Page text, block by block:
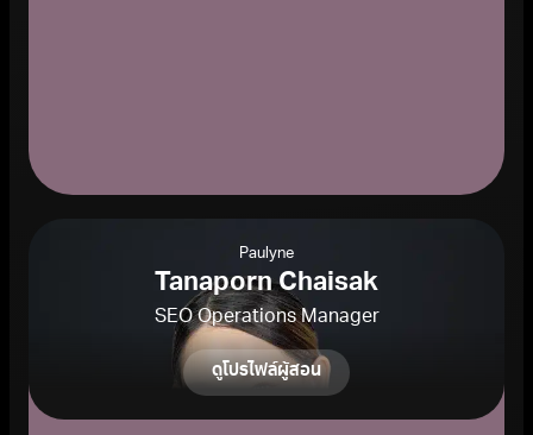
Paulyne
Tanaporn Chaisak
SEO Operations Manager
ดูโปรไฟล์ผู้สอน